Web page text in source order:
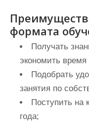
формата
Получать
экономить
Подобрать
занятия по
Поступить на
года;